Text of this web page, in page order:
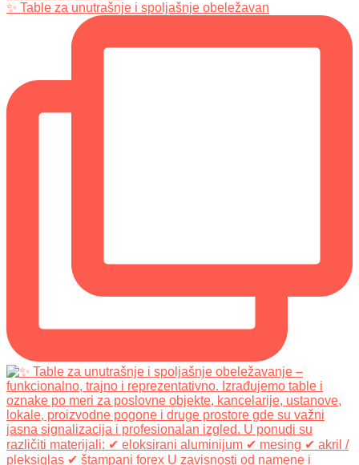
✨ Table za unutrašnje i spoljašnje obeležavan